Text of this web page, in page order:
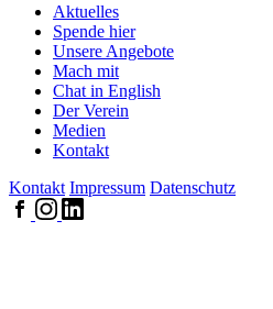
Aktuelles
Spende hier
Unsere Angebote
Mach mit
Chat in English
Der Verein
Medien
Kontakt
Kontakt Impressum Datenschutz